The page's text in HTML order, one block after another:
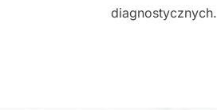
diagnostycznych.